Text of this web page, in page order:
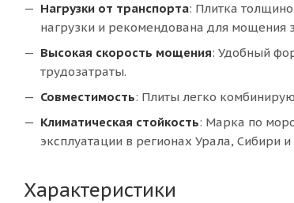
Нагрузки от транспорта: Плитка
нагрузки и рекомендована для мощения
Высокая скорость мощения: Удобный
трудозатраты.
Совместимость: Плиты легко
Климатическая стойкость: Марка по
эксплуатации в регионах Урала, Сибири
Характеристики